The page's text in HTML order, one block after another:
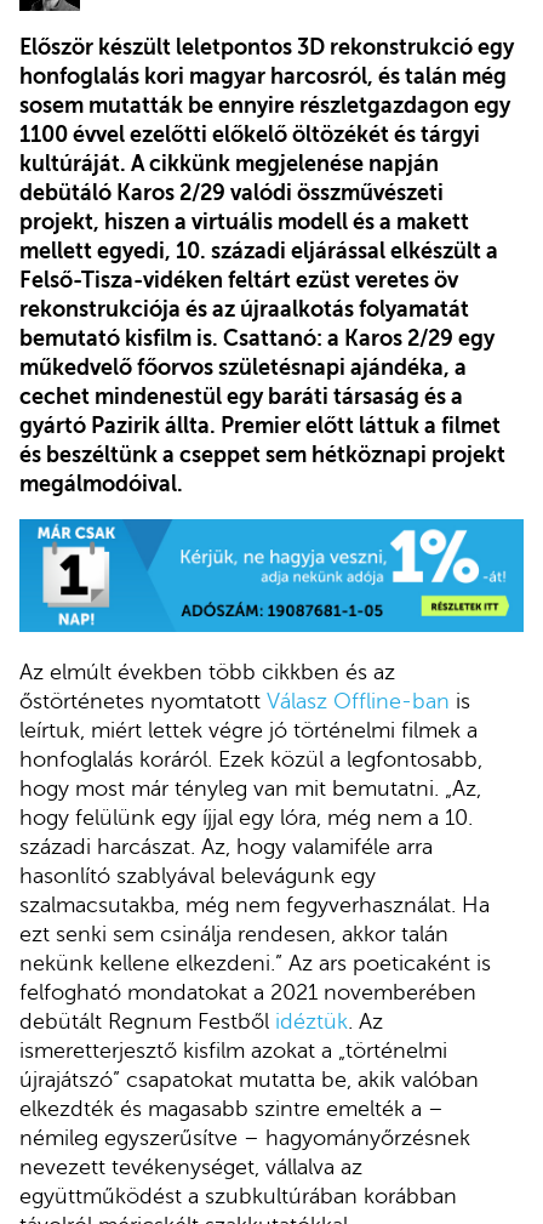
Először készült leletpontos 3D rekonstrukció egy
honfoglalás kori magyar harcosról, és talán még
sosem mutatták be ennyire részletgazdagon egy
1100 évvel ezelőtti előkelő öltözékét és tárgyi
kultúráját. A cikkünk megjelenése napján
debütáló Karos 2/29 valódi összművészeti
projekt, hiszen a virtuális modell és a makett
mellett egyedi, 10. századi eljárással elkészült a
Felső-Tisza-vidéken feltárt ezüst veretes öv
rekonstrukciója és az újraalkotás folyamatát
bemutató kisfilm is. Csattanó: a Karos 2/29 egy
műkedvelő főorvos születésnapi ajándéka, a
cechet mindenestül egy baráti társaság és a
gyártó Pazirik állta. Premier előtt láttuk a filmet
és beszéltünk a cseppet sem hétköznapi projekt
megálmodóival.
Az elmúlt években több cikkben és az
őstörténetes nyomtatott Válasz Offline-ban is
leírtuk, miért lettek végre jó történelmi filmek a
honfoglalás koráról. Ezek közül a legfontosabb,
hogy most már tényleg van mit bemutatni. „Az,
hogy felülünk egy íjjal egy lóra, még nem a 10.
századi harcászat. Az, hogy valamiféle arra
hasonlító szablyával belevágunk egy
szalmacsutakba, még nem fegyverhasználat. Ha
ezt senki sem csinálja rendesen, akkor talán
nekünk kellene elkezdeni.” Az ars poeticaként is
felfogható mondatokat a 2021 novemberében
debütált Regnum Festből idéztük. Az
ismeretterjesztő kisfilm azokat a „történelmi
újrajátszó” csapatokat mutatta be, akik valóban
elkezdték és magasabb szintre emelték a –
némileg egyszerűsítve – hagyományőrzésnek
nevezett tevékenységet, vállalva az
együttműködést a szubkultúrában korábban